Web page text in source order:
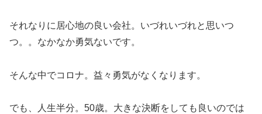
それなりに居心地の良い会社。いづれいづれと思いつ
つ。。なかなか勇気ないです。
そんな中でコロナ。益々勇気がなくなります。
でも、人生半分。50歳。大きな決断をしても良いのでは